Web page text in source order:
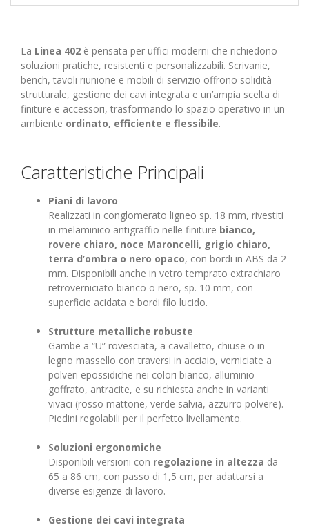
La Linea 402 è pensata per uffici moderni che richiedono
soluzioni pratiche, resistenti e personalizzabili. Scrivanie,
bench, tavoli riunione e mobili di servizio offrono solidità
strutturale, gestione dei cavi integrata e un’ampia scelta di
finiture e accessori, trasformando lo spazio operativo in un
ambiente ordinato, efficiente e flessibile.
Caratteristiche Principali
Piani di lavoro
Realizzati in conglomerato ligneo sp. 18 mm, rivestiti
in melaminico antigraffio nelle finiture bianco,
rovere chiaro, noce Maroncelli, grigio chiaro,
terra d’ombra o nero opaco, con bordi in ABS da 2
mm. Disponibili anche in vetro temprato extrachiaro
retroverniciato bianco o nero, sp. 10 mm, con
superficie acidata e bordi filo lucido.
Strutture metalliche robuste
Gambe a “U” rovesciata, a cavalletto, chiuse o in
legno massello con traversi in acciaio, verniciate a
polveri epossidiche nei colori bianco, alluminio
goffrato, antracite, e su richiesta anche in varianti
vivaci (rosso mattone, verde salvia, azzurro polvere).
Piedini regolabili per il perfetto livellamento.
Soluzioni ergonomiche
Disponibili versioni con regolazione in altezza da
65 a 86 cm, con passo di 1,5 cm, per adattarsi a
diverse esigenze di lavoro.
Gestione dei cavi integrata